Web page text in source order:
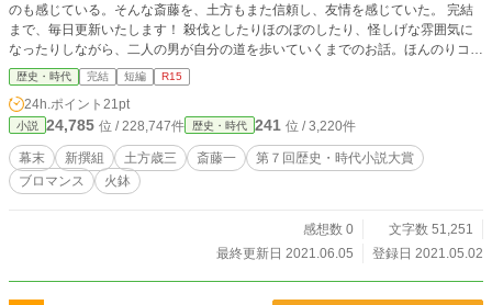
のも感じている。そんな斎藤を、土方もまた信頼し、友情を感じていた。 完結
まで、毎日更新いたします！ 殺伐としたりほのぼのしたり、怪しげな雰囲気に
なったりしながら、二人の男が自分の道を歩いていくまでのお話。ほんのりコメ
ディタッチ。 残酷な表現が時々ありますので（お侍さん達の話ですからね）Ｒ
１５をつけさせていただきます。 あッ、二人はあくまでも友情で結ばれており
ますよ。友情ね。 ★作品の無断転載や引用を禁じます。多言語に変えての転載
や引用も許可しません。
歴史・時代 完結 短編 R15
24h.ポイント 21pt
小説 24,785 位 / 228,747件 歴史・時代 241 位 / 3,220件
幕末 新撰組 土方歳三 斎藤一
第７回歴史・時代小説大賞
ブロマンス
火鉢
感想数 0
文字数 51,251
最終更新日 2021.06.05
登録日 2021.05.02